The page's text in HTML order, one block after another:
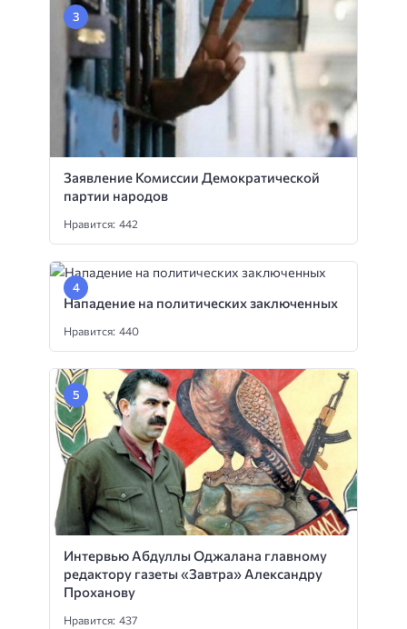
Заявление Комиссии Демократической
партии народов
Нравится: 442
Нападение на политических заключенных
Нравится: 440
Интервью Абдуллы Оджалана главному
редактору газеты «Завтра» Александру
Проханову
Нравится: 437